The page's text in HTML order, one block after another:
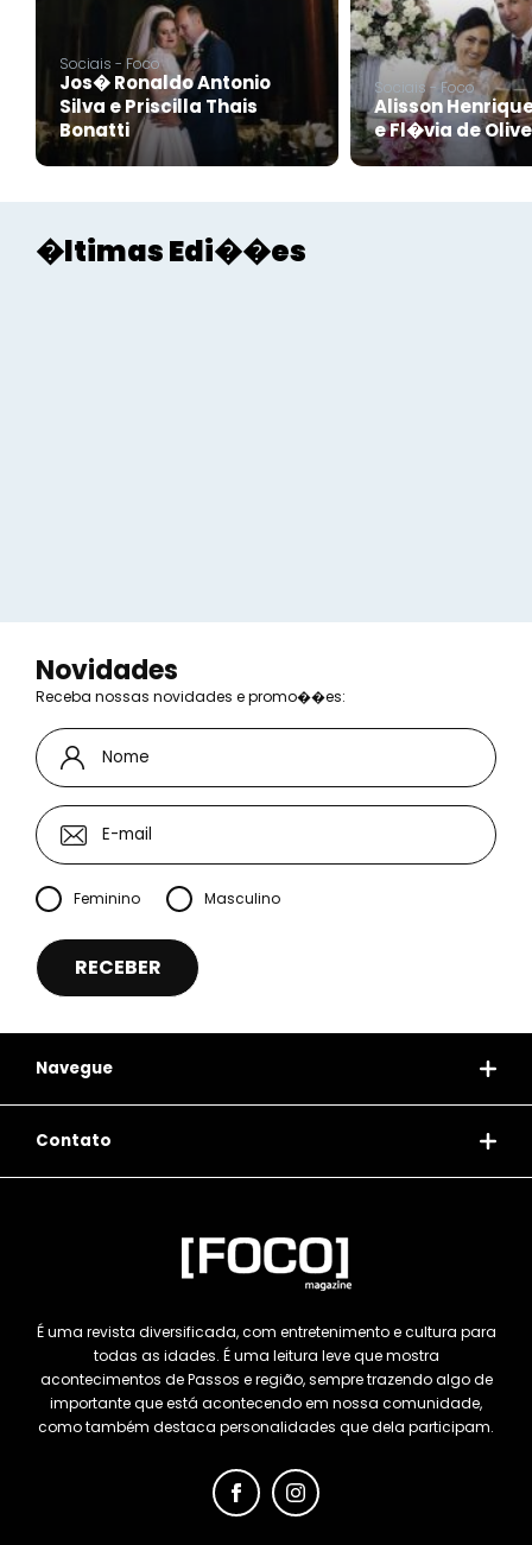
Sociais - Foco
Jos� Ronaldo Antonio
Silva e Priscilla Thais
Bonatti
Sociais - Foco
Alisson
e Fl�via de
�ltimas Edi��es
Novidades
Receba nossas novidades e promo��es:
Feminino Masculino
Navegue
Contato
É uma revista diversificada, com entretenimento e cultura para
todas as idades. É uma leitura leve que mostra
acontecimentos de Passos e região, sempre trazendo algo de
importante que está acontecendo em nossa comunidade,
como também destaca personalidades que dela participam.